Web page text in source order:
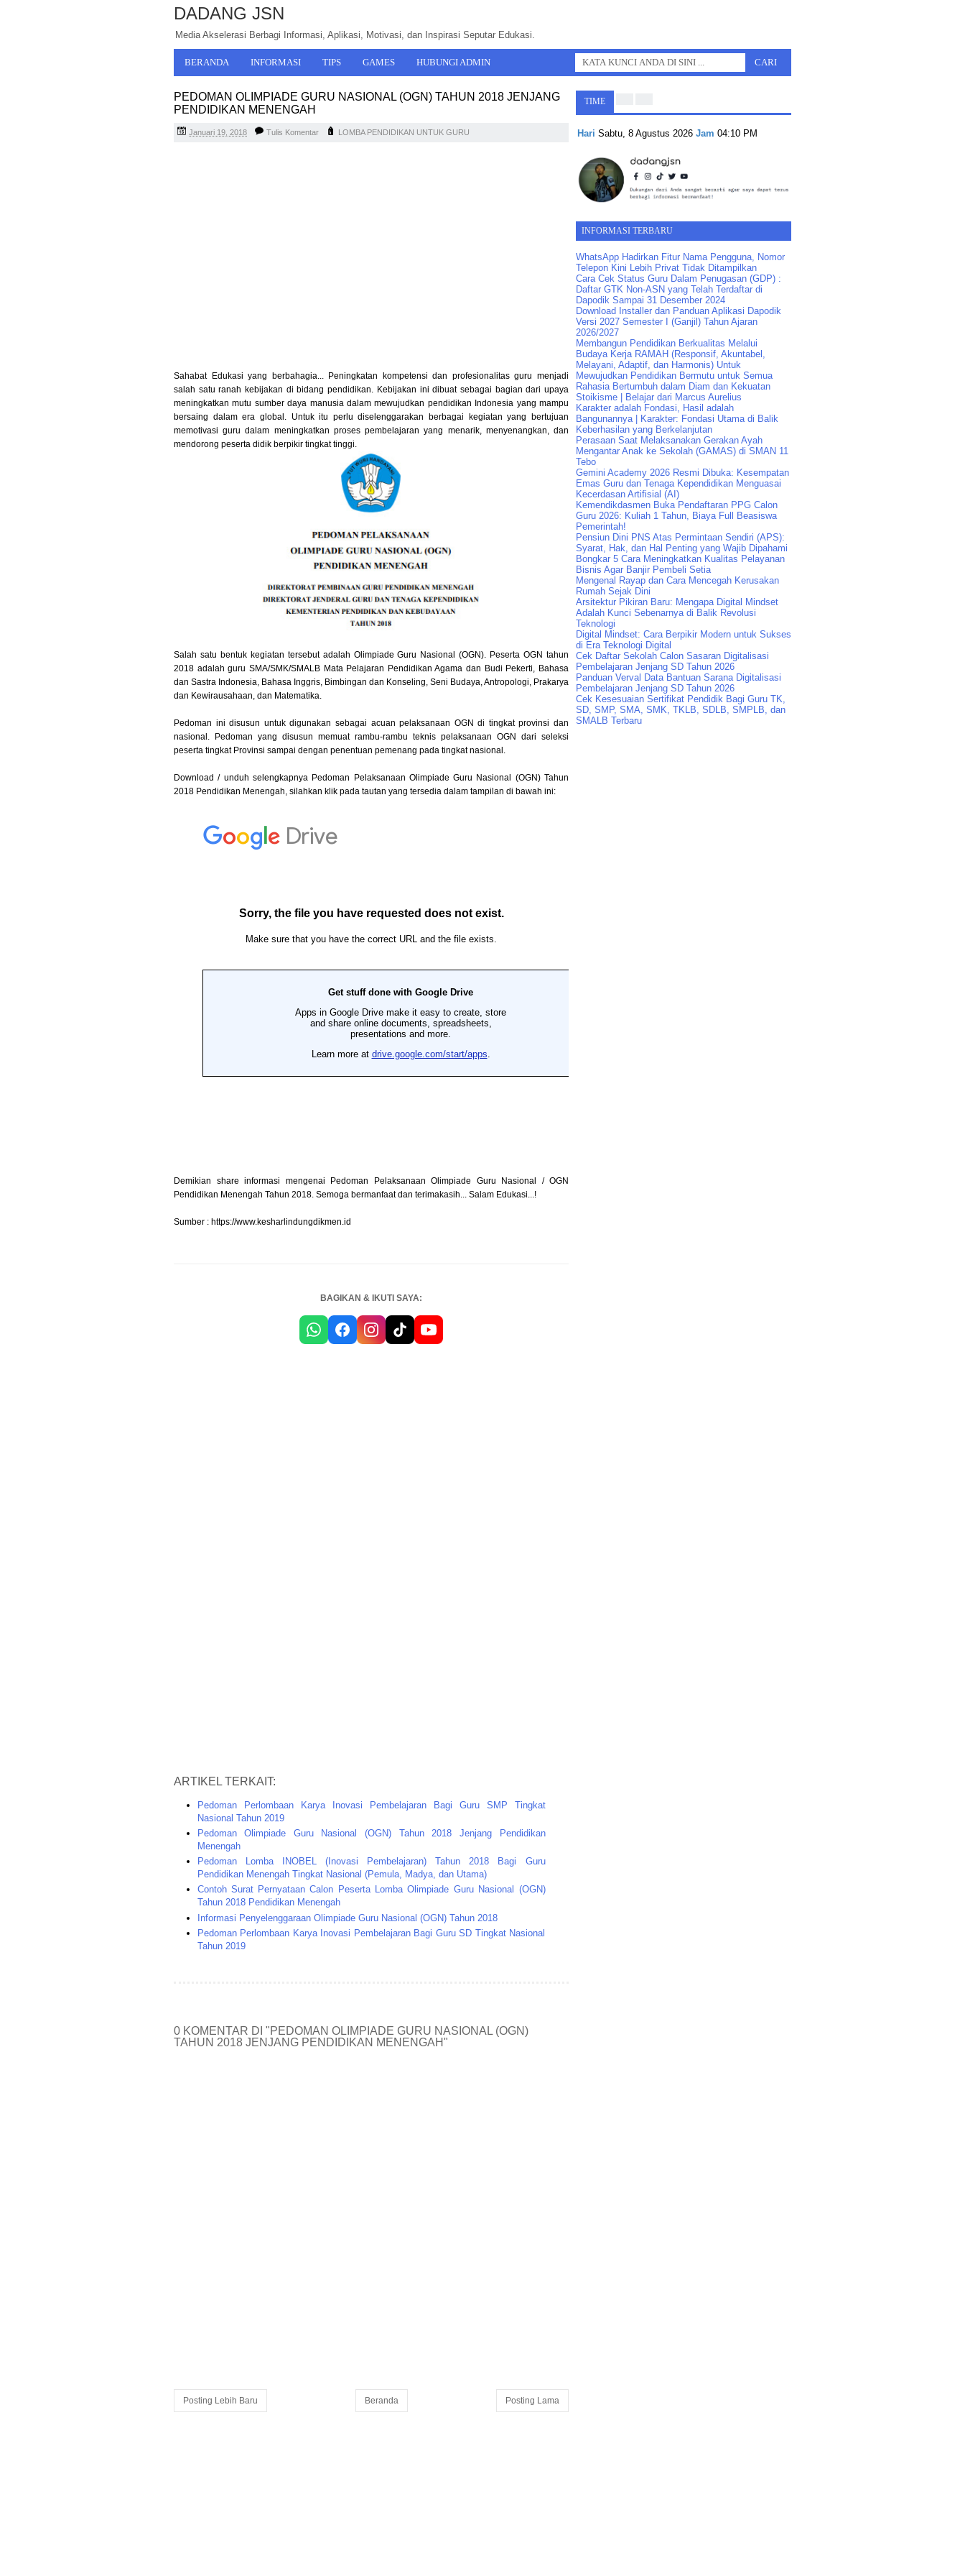
DADANG JSN
Media Akselerasi Berbagi Informasi, Aplikasi, Motivasi, dan Inspirasi Seputar Edukasi.
BERANDA INFORMASI TIPS GAMES HUBUNGI ADMIN
PEDOMAN OLIMPIADE GURU NASIONAL (OGN) TAHUN 2018 JENJANG
PENDIDIKAN MENENGAH
Januari 19, 2018 Tulis Komentar LOMBA PENDIDIKAN UNTUK GURU
Sahabat Edukasi yang berbahagia... Peningkatan kompetensi dan profesionalitas guru menjadi
salah satu ranah kebijakan di bidang pendidikan. Kebijakan ini dibuat sebagai bagian dari upaya
meningkatkan mutu sumber daya manusia dalam mewujudkan pendidikan Indonesia yang mampu
bersaing dalam era global. Untuk itu perlu diselenggarakan berbagai kegiatan yang bertujuan
memotivasi guru dalam meningkatkan proses pembelajaran yang menarik, menyenangkan, dan
mendorong peserta didik berpikir tingkat tinggi.
Salah satu bentuk kegiatan tersebut adalah Olimpiade Guru Nasional (OGN). Peserta OGN tahun
2018 adalah guru SMA/SMK/SMALB Mata Pelajaran Pendidikan Agama dan Budi Pekerti, Bahasa
dan Sastra Indonesia, Bahasa Inggris, Bimbingan dan Konseling, Seni Budaya, Antropologi, Prakarya
dan Kewirausahaan, dan Matematika.
Pedoman ini disusun untuk digunakan sebagai acuan pelaksanaan OGN di tingkat provinsi dan
nasional. Pedoman yang disusun memuat rambu-rambu teknis pelaksanaan OGN dari seleksi
peserta tingkat Provinsi sampai dengan penentuan pemenang pada tingkat nasional.
Download / unduh selengkapnya Pedoman Pelaksanaan Olimpiade Guru Nasional (OGN) Tahun
2018 Pendidikan Menengah, silahkan klik pada tautan yang tersedia dalam tampilan di bawah ini:
Demikian share informasi mengenai Pedoman Pelaksanaan Olimpiade Guru Nasional / OGN
Pendidikan Menengah Tahun 2018. Semoga bermanfaat dan terimakasih... Salam Edukasi...!
Sumber : https://www.kesharlindungdikmen.id
BAGIKAN & IKUTI SAYA:
ARTIKEL TERKAIT:
Pedoman Perlombaan Karya Inovasi Pembelajaran Bagi Guru SMP Tingkat
Nasional Tahun 2019
Pedoman Olimpiade Guru Nasional (OGN) Tahun 2018 Jenjang Pendidikan
Menengah
Pedoman Lomba INOBEL (Inovasi Pembelajaran) Tahun 2018 Bagi Guru
Pendidikan Menengah Tingkat Nasional (Pemula, Madya, dan Utama)
Contoh Surat Pernyataan Calon Peserta Lomba Olimpiade Guru Nasional (OGN)
Tahun 2018 Pendidikan Menengah
Informasi Penyelenggaraan Olimpiade Guru Nasional (OGN) Tahun 2018
Pedoman Perlombaan Karya Inovasi Pembelajaran Bagi Guru SD Tingkat Nasional
Tahun 2019
0 KOMENTAR DI "PEDOMAN OLIMPIADE GURU NASIONAL (OGN)
TAHUN 2018 JENJANG PENDIDIKAN MENENGAH"
Posting Lebih Baru Posting Lama
Beranda
TIME
Hari Sabtu, 8 Agustus 2026 Jam 04:10 PM
INFORMASI TERBARU
WhatsApp Hadirkan Fitur Nama Pengguna, Nomor
Telepon Kini Lebih Privat Tidak Ditampilkan
Cara Cek Status Guru Dalam Penugasan (GDP) :
Daftar GTK Non-ASN yang Telah Terdaftar di
Dapodik Sampai 31 Desember 2024
Download Installer dan Panduan Aplikasi Dapodik
Versi 2027 Semester I (Ganjil) Tahun Ajaran
2026/2027
Membangun Pendidikan Berkualitas Melalui
Budaya Kerja RAMAH (Responsif, Akuntabel,
Melayani, Adaptif, dan Harmonis) Untuk
Mewujudkan Pendidikan Bermutu untuk Semua
Rahasia Bertumbuh dalam Diam dan Kekuatan
Stoikisme | Belajar dari Marcus Aurelius
Karakter adalah Fondasi, Hasil adalah
Bangunannya | Karakter: Fondasi Utama di Balik
Keberhasilan yang Berkelanjutan
Perasaan Saat Melaksanakan Gerakan Ayah
Mengantar Anak ke Sekolah (GAMAS) di SMAN 11
Tebo
Gemini Academy 2026 Resmi Dibuka: Kesempatan
Emas Guru dan Tenaga Kependidikan Menguasai
Kecerdasan Artifisial (AI)
Kemendikdasmen Buka Pendaftaran PPG Calon
Guru 2026: Kuliah 1 Tahun, Biaya Full Beasiswa
Pemerintah!
Pensiun Dini PNS Atas Permintaan Sendiri (APS):
Syarat, Hak, dan Hal Penting yang Wajib Dipahami
Bongkar 5 Cara Meningkatkan Kualitas Pelayanan
Bisnis Agar Banjir Pembeli Setia
Mengenal Rayap dan Cara Mencegah Kerusakan
Rumah Sejak Dini
Arsitektur Pikiran Baru: Mengapa Digital Mindset
Adalah Kunci Sebenarnya di Balik Revolusi
Teknologi
Digital Mindset: Cara Berpikir Modern untuk Sukses
di Era Teknologi Digital
Cek Daftar Sekolah Calon Sasaran Digitalisasi
Pembelajaran Jenjang SD Tahun 2026
Panduan Verval Data Bantuan Sarana Digitalisasi
Pembelajaran Jenjang SD Tahun 2026
Cek Kesesuaian Sertifikat Pendidik Bagi Guru TK,
SD, SMP, SMA, SMK, TKLB, SDLB, SMPLB, dan
SMALB Terbaru